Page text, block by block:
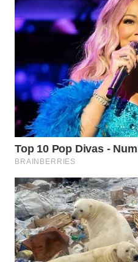
WN
BINTAN
MANDALIKA
WN
LIKUPANG
LABUANBAJO
WN
BORNEO
Wahana
Media
Group